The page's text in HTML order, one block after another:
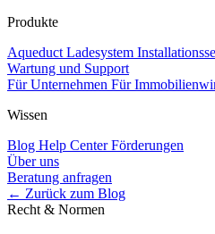
Produkte
Aqueduct Ladesystem
Wartung und Support
Für Unternehmen Für
Wissen
Blog Help CenterFörderungen
Über uns
Beratung anfragen
← Zurück zum Blog
Recht & Normen